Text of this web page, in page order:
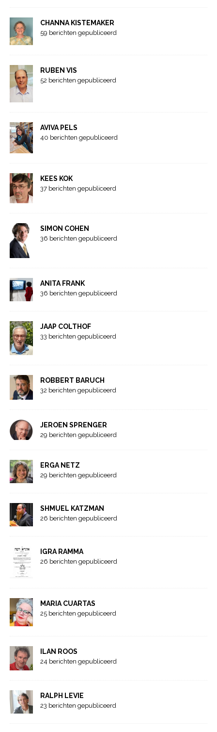
CHANNA KISTEMAKER
59 berichten gepubliceerd
RUBEN VIS
52 berichten gepubliceerd
AVIVA PELS
40 berichten gepubliceerd
KEES KOK
37 berichten gepubliceerd
SIMON COHEN
36 berichten gepubliceerd
ANITA FRANK
36 berichten gepubliceerd
JAAP COLTHOF
33 berichten gepubliceerd
ROBBERT BARUCH
32 berichten gepubliceerd
JEROEN SPRENGER
29 berichten gepubliceerd
ERGA NETZ
29 berichten gepubliceerd
SHMUEL KATZMAN
26 berichten gepubliceerd
IGRA RAMMA
26 berichten gepubliceerd
MARIA CUARTAS
25 berichten gepubliceerd
ILAN ROOS
24 berichten gepubliceerd
RALPH LEVIE
23 berichten gepubliceerd